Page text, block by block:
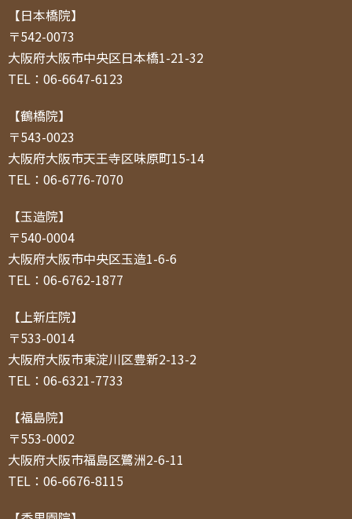
【日本橋院】
〒542-0073
大阪府大阪市中央区日本橋1-21-32
TEL：06-6647-6123
【鶴橋院】
〒543-0023
大阪府大阪市天王寺区味原町15-14
TEL：06-6776-7070
【玉造院】
〒540-0004
大阪府大阪市中央区玉造1-6-6
TEL：06-6762-1877
【上新庄院】
〒533-0014
大阪府大阪市東淀川区豊新2-13-2
TEL：06-6321-7733
【福島院】
〒553-0002
大阪府大阪市福島区鷺洲2-6-11
TEL：06-6676-8115